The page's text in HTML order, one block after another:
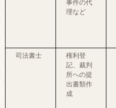
事件の代
理など
司法書士
権利登
記、裁判
所への提
出書類作
成